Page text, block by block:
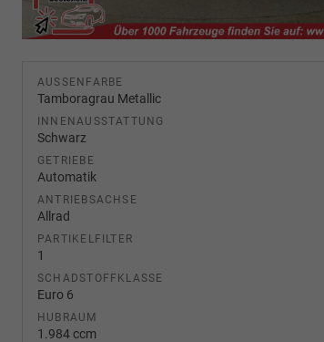
AUSSENFARBE
Tamboragrau Metallic
INNENAUSSTATTUNG
Schwarz
GETRIEBE
Automatik
ANTRIEBSACHSE
Allrad
PARTIKELFILTER
1
SCHADSTOFFKLASSE
Euro 6
HUBRAUM
1.984 ccm